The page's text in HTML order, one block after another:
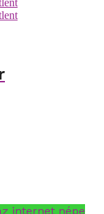
internet népe